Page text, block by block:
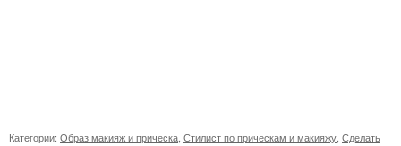
Категории: Образ макияж и прическа, Стилист по прическам и макияжу, Сделать